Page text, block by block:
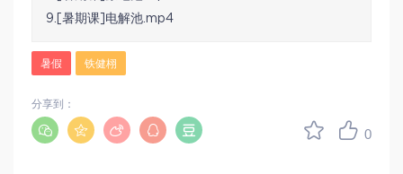
9.[暑期课]电解池.mp4
暑假 铁健栩
0
分享到：